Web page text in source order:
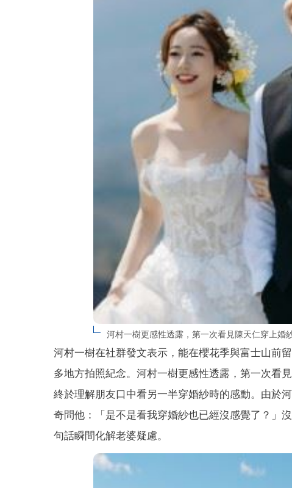
河村一樹更感性透露，第一次看見陳天仁穿上婚
河村一樹在社群發文表示，能在櫻花季與富士山前
多地方拍照紀念。河村一樹更感性透露，第一次看
終於理解朋友口中看另一半穿婚紗時的感動。由於
奇問他：「是不是看我穿婚紗也已經沒感覺了？」
句話瞬間化解老婆疑慮。